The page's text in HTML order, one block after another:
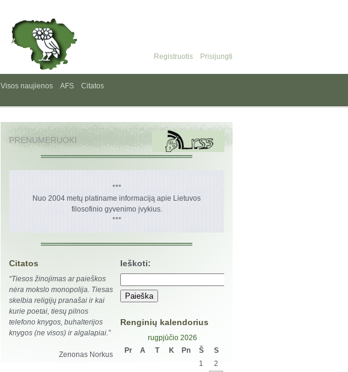
Prisijungti
Registruotis
Visos naujienos AFS
Citatos
PRENUMERUOKI
***
Nuo 2004 metų platiname informaciją apie Lietuvos
filosofinio gyvenimo įvykius.
***
Citatos
“Tiesos žinojimas ar paieškos
nėra mokslo monopolija. Tiesas
skelbia religijų pranašai ir kai
kurie poetai, tiesų pilnos
telefono knygos, buhalterijos
knygos (ne visos) ir algalapiai.”
Zenonas Norkus
Ieškoti:
Renginių kalendorius
rugpjūčio 2026
Pr
A T K Pn Š
S
1
2